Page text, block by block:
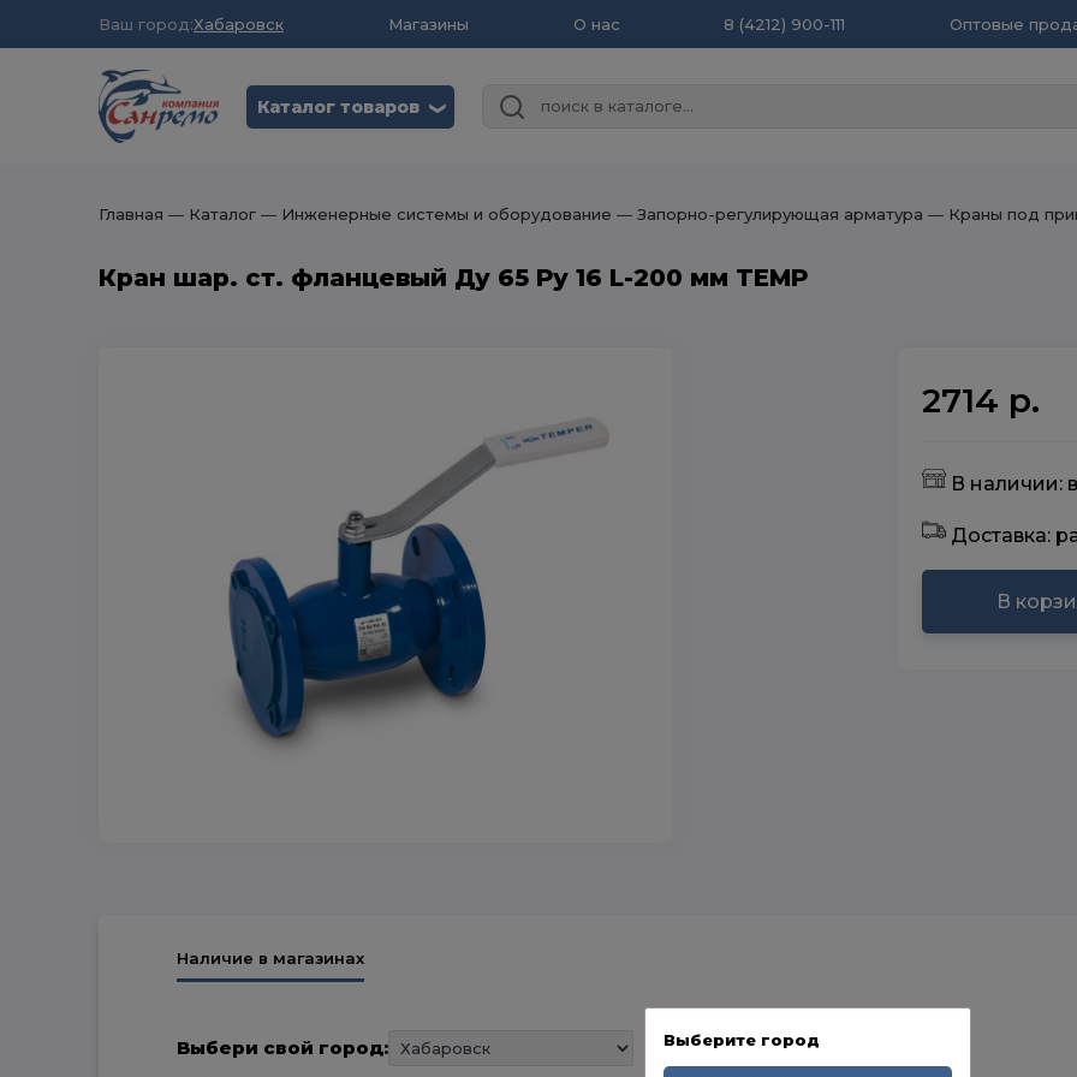
Ваш город:Хабаровск Магазины О нас 8 (4212) 900-111 Оптовые
Каталог товаров ❮
Главная ― Каталог ― Инженерные системы и оборудование ― Запорно-регулирующая арматура ― Краны под
Кран шар. ст. фланцевый Ду 65 Ру 16 L-200 мм TEMP
2714 р.
В наличии:
Доставка:
В
Наличие в магазинах
Выбери свой город: Выберите город